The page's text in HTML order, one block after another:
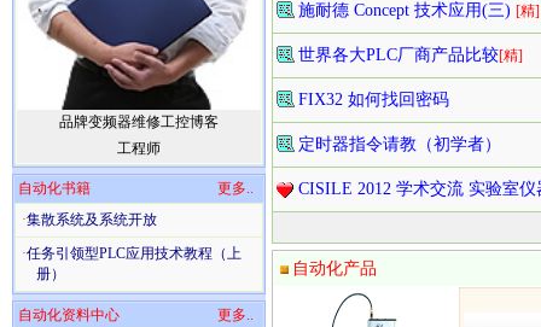
品牌变频器维修工控博客
工程师
自动化书籍
更多..
·集散系统及系统开放
·任务引领型PLC应用技术教程（上
册）
自动化资料中心
更多..
施耐德 Concept 技术应用(三) [精]
世界各大PLC厂商产品比较[精]
FIX32 如何找回密码
定时器指令请教（初学者）
CISILE 2012 学术交流 实验室
自动化产品